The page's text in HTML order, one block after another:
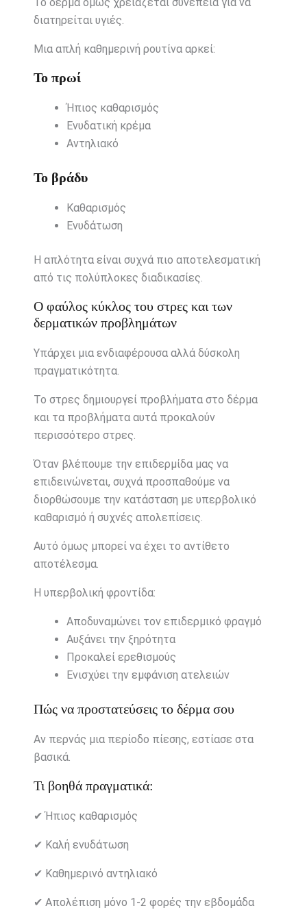
διατηρείται υγιές.
Μια απλή καθημερινή ρουτίνα αρκεί:
Το πρωί
Ήπιος καθαρισμός
Ενυδατική κρέμα
Αντηλιακό
Το βράδυ
Καθαρισμός
Ενυδάτωση
Η απλότητα είναι συχνά πιο αποτελεσματική
από τις πολύπλοκες διαδικασίες.
Ο φαύλος κύκλος του στρες και των
δερματικών προβλημάτων
Υπάρχει μια ενδιαφέρουσα αλλά δύσκολη
πραγματικότητα.
Το στρες δημιουργεί προβλήματα στο δέρμα
και τα προβλήματα αυτά προκαλούν
περισσότερο στρες.
Όταν βλέπουμε την επιδερμίδα μας να
επιδεινώνεται, συχνά προσπαθούμε να
διορθώσουμε την κατάσταση με υπερβολικό
καθαρισμό ή συχνές απολεπίσεις.
Αυτό όμως μπορεί να έχει το αντίθετο
αποτέλεσμα.
Η υπερβολική φροντίδα:
Αποδυναμώνει τον επιδερμικό φραγμό
Αυξάνει την ξηρότητα
Προκαλεί ερεθισμούς
Ενισχύει την εμφάνιση ατελειών
Πώς να προστατεύσεις το δέρμα σου
Αν περνάς μια περίοδο πίεσης, εστίασε στα
βασικά.
Τι βοηθά πραγματικά:
✔ Ήπιος καθαρισμός
✔ Καλή ενυδάτωση
✔ Καθημερινό αντηλιακό
✔ Απολέπιση μόνο 1-2 φορές την εβδομάδα